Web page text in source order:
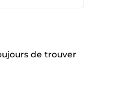
de trouver